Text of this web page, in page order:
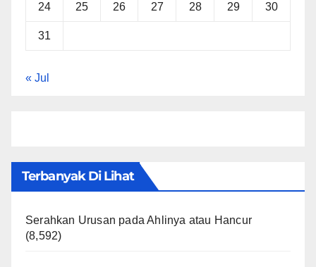
24 25 26 27 28 29 30
31
« Jul
Terbanyak Di Lihat
Serahkan Urusan pada Ahlinya atau Hancur
(8,592)